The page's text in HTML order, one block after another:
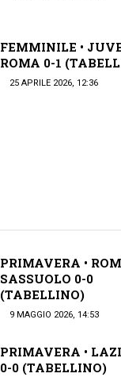
FEMMINILE •
ROMA 0-1
25 APRILE 2026, 12:36
PRIMAVERA •
SASSUOLO 0-0
(TABELLINO)
9 MAGGIO 2026, 14:53
PRIMAVERA •
0-0 (TABELLINO)